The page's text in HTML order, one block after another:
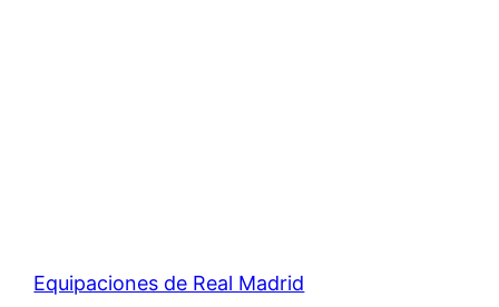
Equipaciones de Real Madrid